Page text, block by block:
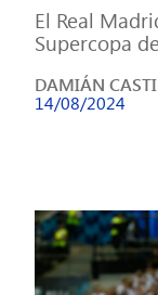
El Real
Supercopa
DAMIÁN
14/08/2024